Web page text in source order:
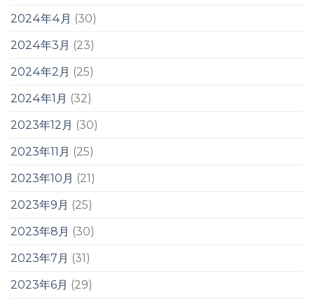
2024年4月 (30)
2024年3月 (23)
2024年2月 (25)
2024年1月 (32)
2023年12月 (30)
2023年11月 (25)
2023年10月 (21)
2023年9月 (25)
2023年8月 (30)
2023年7月 (31)
2023年6月 (29)